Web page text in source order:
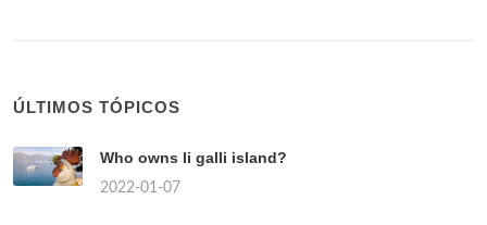
ÚLTIMOS TÓPICOS
Who owns li galli island?
2022-01-07